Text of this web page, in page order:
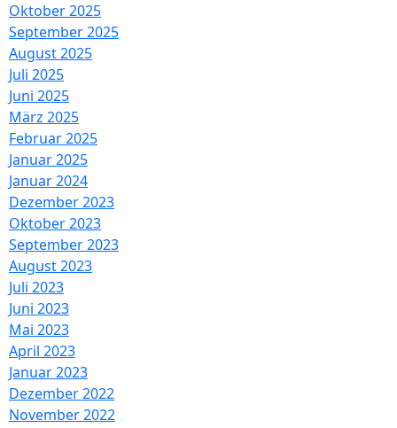
Oktober 2025
September 2025
August 2025
Juli 2025
Juni 2025
März 2025
Februar 2025
Januar 2025
Januar 2024
Dezember 2023
Oktober 2023
September 2023
August 2023
Juli 2023
Juni 2023
Mai 2023
April 2023
Januar 2023
Dezember 2022
November 2022